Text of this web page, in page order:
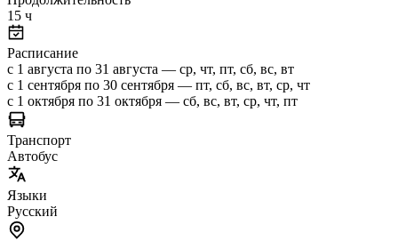
15 ч
Расписание
с 1 августа по 31 августа — ср, чт, пт, сб, вс, вт
с 1 сентября по 30 сентября — пт, сб, вс, вт, ср, чт
с 1 октября по 31 октября — сб, вс, вт, ср, чт, пт
Транспорт
Автобус
Языки
Русский